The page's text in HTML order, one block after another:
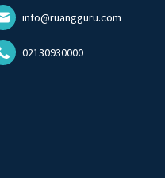
info@ruangguru.com
02130930000